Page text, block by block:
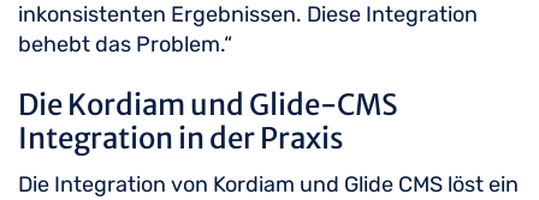
inkonsistenten Ergebnissen. Diese Integration
behebt das Problem.“
Die Kordiam und Glide-CMS
Integration in der Praxis
Die Integration von Kordiam und Glide CMS löst ein